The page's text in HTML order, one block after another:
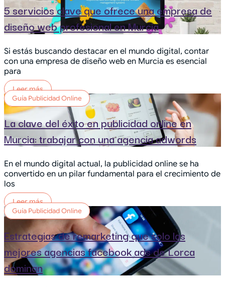
5 servicios clave que ofrece una empresa de
diseño web profesional en Murcia
Si estás buscando destacar en el mundo digital, contar
con una empresa de diseño web en Murcia es esencial
para
Leer más
Guía Publicidad Online
La clave del éxito en publicidad online en
Murcia: trabajar con una agencia adwords
En el mundo digital actual, la publicidad online se ha
convertido en un pilar fundamental para el crecimiento de
los
Leer más
Guía Publicidad Online
Estrategias de remarketing que solo las
mejores agencias facebook ads de Lorca
dominan